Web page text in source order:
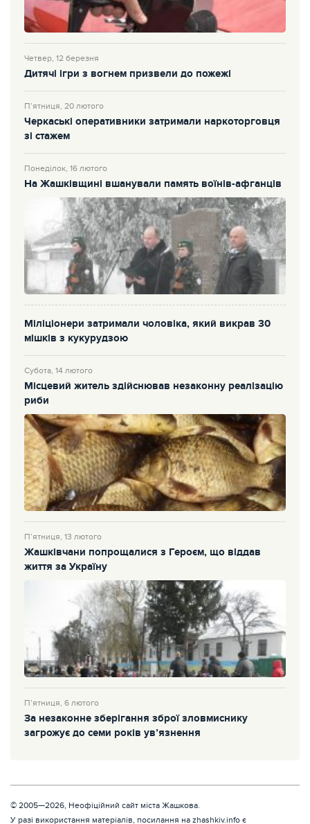
Четвер, 12 березня
Дитячі ігри з вогнем призвели до пожежі
П’ятниця, 20 лютого
Черкаські оперативники затримали наркоторговця
зі стажем
Понеділок, 16 лютого
На Жашківщині вшанували память воїнів-афганців
Міліціонери затримали чоловіка, який викрав 30
мішків з кукурудзою
Субота, 14 лютого
Місцевий житель здійснював незаконну реалізацію
риби
П’ятниця, 13 лютого
Жашківчани попрощалися з Героєм, що віддав
життя за Україну
П’ятниця, 6 лютого
За незаконне зберігання зброї зловмиснику
загрожує до семи років ув’язнення
© 2005—2026, Неофіційний сайт міста Жашкова.
У разі використання матеріалів, посилання на zhashkiv.info є